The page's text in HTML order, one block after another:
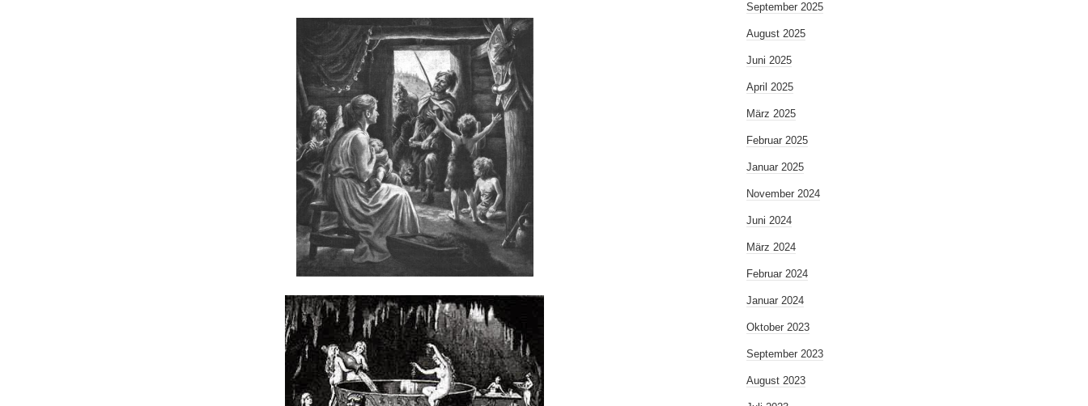
September 2025
August 2025
Juni 2025
April 2025
März 2025
Februar 2025
Januar 2025
November 2024
Juni 2024
März 2024
Februar 2024
Januar 2024
Oktober 2023
September 2023
August 2023